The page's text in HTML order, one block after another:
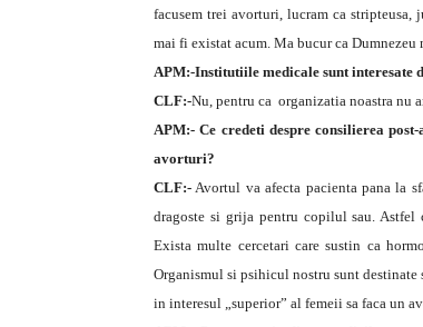
facusem trei avorturi, lucram ca
mai fi existat acum. Ma bucur ca Dumnezeu
APM:-Institutiile medicale sunt interesate
CLF:-Nu, pentru ca organizatia noastra nu
APM:- Ce credeti despre consilierea
avorturi?
CLF:- Avortul va afecta pacienta pana la
dragoste si grija pentru copilul sau. Astfel
Exista multe cercetari care sustin ca
Organismul si psihicul nostru sunt destinate
in interesul „superior” al femeii sa faca un